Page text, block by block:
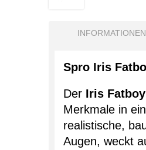
INFORMATIONEN
Spro Iris
Der Iris Fatboy
Merkmale in
realistische,
Augen, weckt